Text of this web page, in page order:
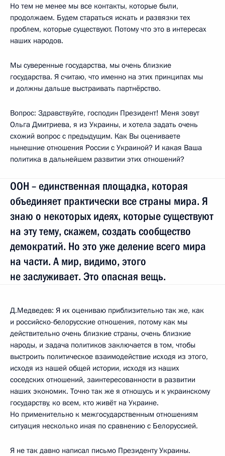
Но тем не менее мы все контакты, которые были,
продолжаем. Будем стараться искать и развязки тех
проблем, которые существуют. Потому что это в интересах
наших народов.
Мы суверенные государства, мы очень близкие
государства. Я считаю, что именно на этих принципах мы
и должны дальше выстраивать партнёрство.
Вопрос: Здравствуйте, господин Президент! Меня зовут
Ольга Дмитриева, я из Украины, и хотела задать очень
схожий вопрос с предыдущим. Как Вы оцениваете
нынешние отношения России с Украиной? И какая Ваша
политика в дальнейшем развитии этих отношений?
ООН – единственная площадка, которая
объединяет практически все страны мира. Я
знаю о некоторых идеях, которые существуют
на эту тему, скажем, создать сообщество
демократий. Но это уже деление всего мира
на части. А мир, видимо, этого
не заслуживает. Это опасная вещь.
Д.Медведев: Я их оцениваю приблизительно так же, как
и российско-белорусские отношения, потому как мы
действительно очень близкие страны, очень близкие
народы, и задача политиков заключается в том, чтобы
выстроить политическое взаимодействие исходя из этого,
исходя из нашей общей истории, исходя из наших
соседских отношений, заинтересованности в развитии
наших экономик. Точно так же я отношусь и к украинскому
государству, ко всем, кто живёт на Украине.
Но применительно к межгосударственным отношениям
ситуация несколько иная по сравнению с Белоруссией.
Я не так давно написал письмо Президенту Украины.